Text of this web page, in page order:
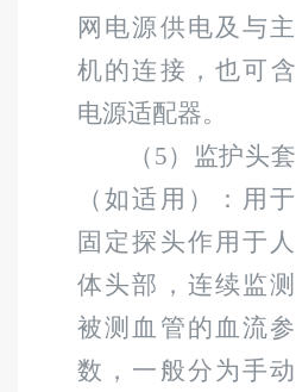
网电源供电及与主
机的连接，也可含
电源适配器。
（ 5）监护头套
（如适用）：用于
固定探头作用于人
体头部，连续监测
被测血管的血流参
数，一般分为手动